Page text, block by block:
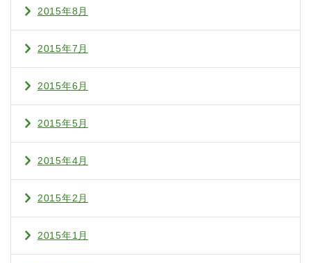
2015年8月
2015年7月
2015年6月
2015年5月
2015年4月
2015年2月
2015年1月